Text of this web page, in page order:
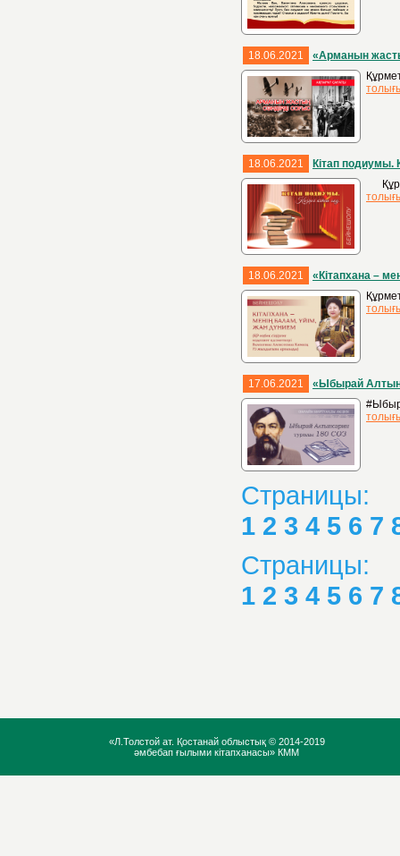
18.06.2021
«Арманын
18.06.2021
Кітап подиумы.
18.06.2021
«Кітапхана –
17.06.2021
«Ыбырай
Страницы:
1 2 3 4 5 6 7
Страницы:
1 2 3 4 5 6 7
«Л.Толстой ат. Қостанай облыстық © 2014-2019
әмбебап ғылыми кітапханасы» КММ